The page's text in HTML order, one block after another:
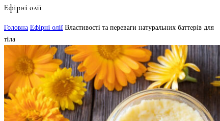
Ефірні олії
Головна Ефірні олії Властивості та переваги натуральних баттерів для
тіла